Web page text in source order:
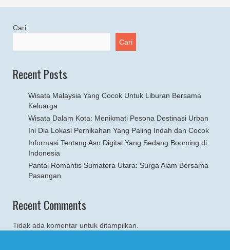
Cari
Cari
Recent Posts
Wisata Malaysia Yang Cocok Untuk Liburan Bersama
Keluarga
Wisata Dalam Kota: Menikmati Pesona Destinasi Urban
Ini Dia Lokasi Pernikahan Yang Paling Indah dan Cocok
Informasi Tentang Asn Digital Yang Sedang Booming di
Indonesia
Pantai Romantis Sumatera Utara: Surga Alam Bersama
Pasangan
Recent Comments
Tidak ada komentar untuk ditampilkan.